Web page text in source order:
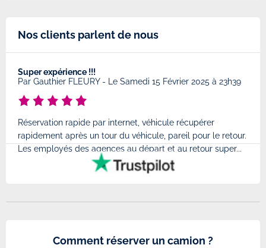
Nos clients parlent de nous
Super expérience !!!
Par Gauthier FLEURY- Le Samedi 15 Février 2025 à 23h39
Réservation rapide par internet, véhicule récupérer
rapidement après un tour du véhicule, pareil pour le retour.
Les employés des agences au départ et au retour super...
Comment réserver un camion ?